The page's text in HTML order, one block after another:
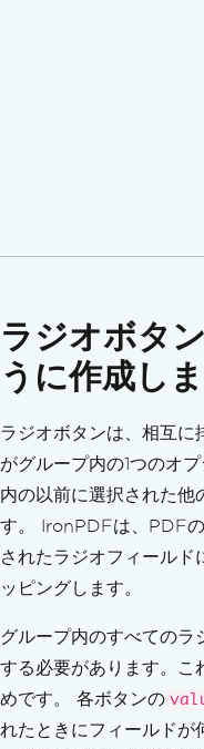
ラジオボタ
うに作成し
ラジオボタンは、相互に
がグループ内の1つのオ
内の以前に選択された他
す。 IronPDFは、PDF
されたラジオフィールド
ッピングします。
グループ内のすべてのラ
する必要があります。こ
めです。 各ボタンの
れたときにフィールドが